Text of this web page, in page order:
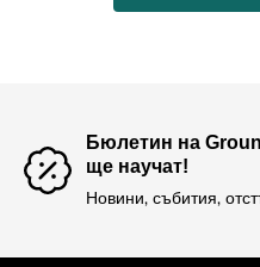
Бюлетин на
ще научат!
Новини, събития,